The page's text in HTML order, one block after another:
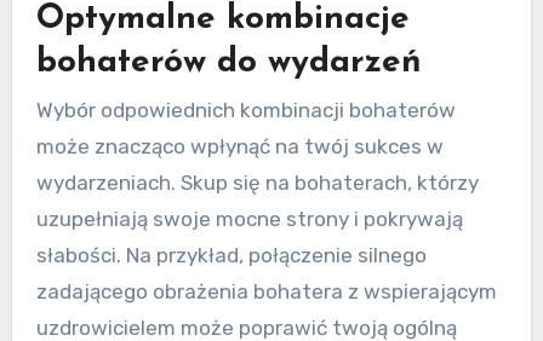
Optymalne kombinacje
bohaterów do wydarzeń
Wybór odpowiednich kombinacji bohaterów
może znacząco wpłynąć na twój sukces w
wydarzeniach. Skup się na bohaterach, którzy
uzupełniają swoje mocne strony i pokrywają
słabości. Na przykład, połączenie silnego
zadającego obrażenia bohatera z wspierającym
uzdrowicielem może poprawić twoją ogólną